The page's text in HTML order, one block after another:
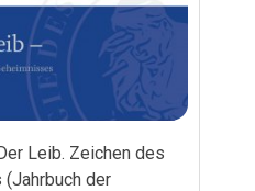
Leib. Zeichen des
der